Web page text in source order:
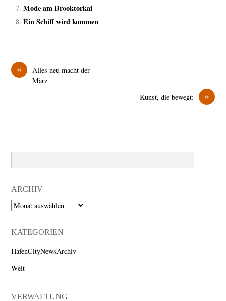
Mode am Brooktorkai
Ein Schiff wird kommen
«
Alles neu macht der
März
»
Kunst, die bewegt:
ARCHIV
Archiv
KATEGORIEN
HafenCityNewsArchiv
Welt
VERWALTUNG